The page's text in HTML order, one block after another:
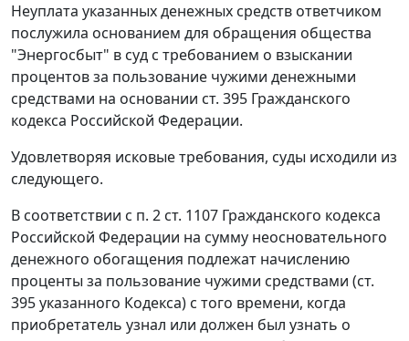
Неуплата указанных денежных средств ответчиком
послужила основанием для обращения общества
"Энергосбыт" в суд с требованием о взыскании
процентов за пользование чужими денежными
средствами на основании ст. 395 Гражданского
кодекса Российской Федерации.
Удовлетворяя исковые требования, суды исходили из
следующего.
В соответствии с п. 2 ст. 1107 Гражданского кодекса
Российской Федерации на сумму неосновательного
денежного обогащения подлежат начислению
проценты за пользование чужими средствами (ст.
395указанного Кодекса) с того времени, когда
приобретатель узнал или должен был узнать о